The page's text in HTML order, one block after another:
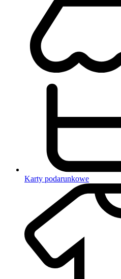
Karty podarunkowe